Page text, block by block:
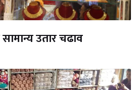
उतार चढाव